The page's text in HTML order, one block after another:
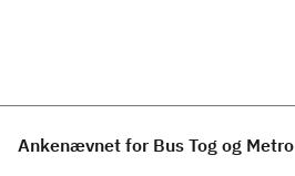
Ankenævnet for Bus Tog og Metro